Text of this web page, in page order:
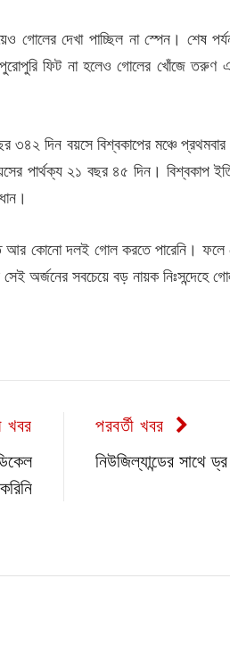
দেখা পাচ্ছিল না স্পেন। শেষ
পুরোপুরি ফিট না হলেও গোলের খোঁজে
৩৪২ দিন বয়সে বিশ্বকাপের মঞ্চে
পার্থক্য ২১ বছর ৪৫ দিন। বিশ্বকাপ
আর কোনো দলই গোল করতে পারেনি। ফলে
অর্জনের সবচেয়ে বড় নায়ক নিঃসন্দেহে
খবর
পরবর্তী খবর
নিউজিল্যান্ডের সাথে